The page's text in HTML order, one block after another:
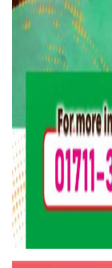
হলিউডে নতুন